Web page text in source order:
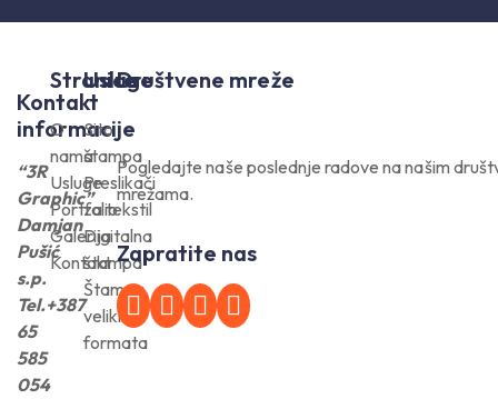
Kontakt
informacije
“3R
Graphic”
Damjan
Pušić
s.p.
Tel.+387
65
585
054
Stranice
O
nama
Usluge
Portfolio
Galerija
Kontakt
Usluge
Sito
štampa
Preslikači
za tekstil
Digitalna
štampa
Štampa
velikih
formata
Društvene mreže
Pogledajte naše poslednje radove na našim
mrežama.
Zapratite nas